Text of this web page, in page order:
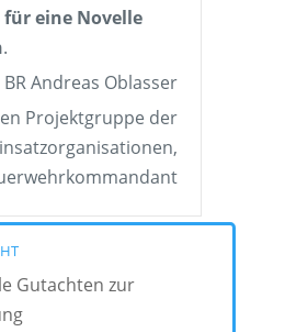
eine Novelle
.
BR Andreas Oblasser
Projektgruppe der
Gutachten zur